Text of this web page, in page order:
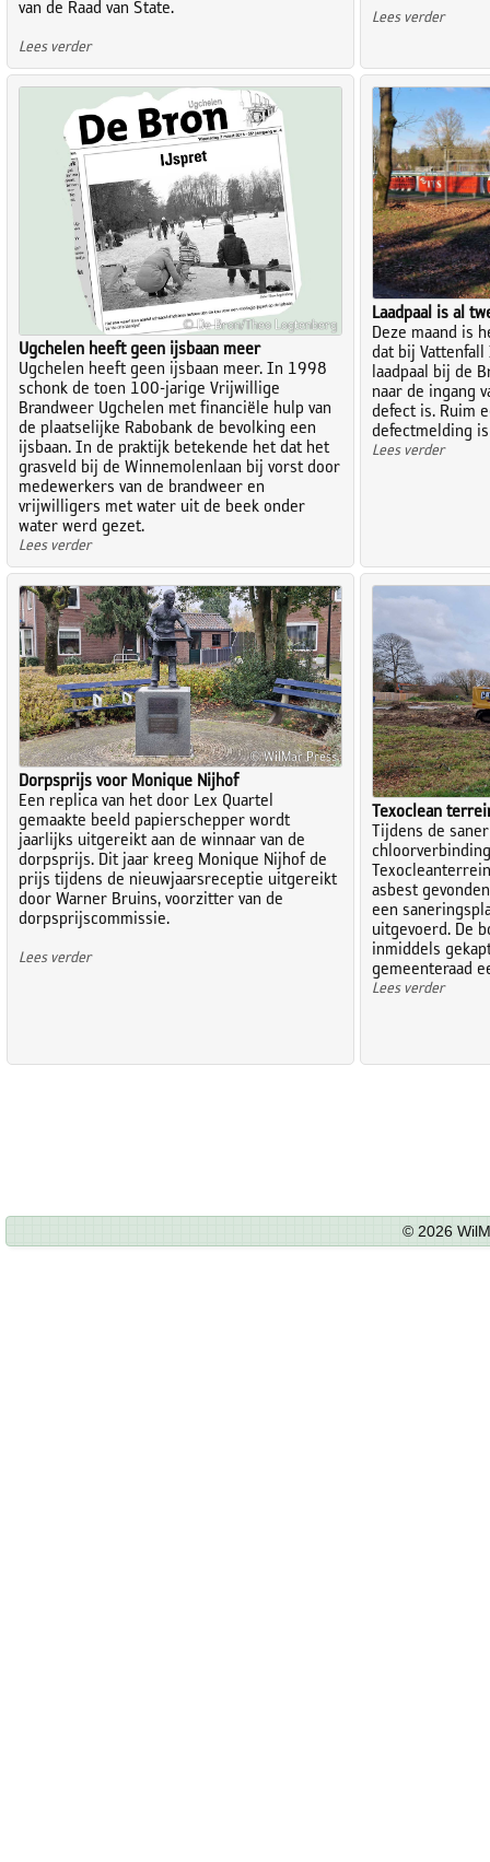
van de Raad van State.
Lees verder
Lees verder
© De Bron/Theo Logtenberg
Ugchelen heeft geen ijsbaan meer
Ugchelen heeft geen ijsbaan meer. In 1998
schonk de toen 100-jarige Vrijwillige
Brandweer Ugchelen met financiële hulp van
de plaatselijke Rabobank de bevolking een
ijsbaan. In de praktijk betekende het dat het
grasveld bij de Winnemolenlaan bij vorst door
medewerkers van de brandweer en
vrijwilligers met water uit de beek onder
water werd gezet.
Lees verder
Laadpaal is al
Deze maand is
dat bij Vattenfall
laadpaal bij de
naar de ingang
defect is. Ruim
defectmelding
Lees verder
© WilMar Press
Dorpsprijs voor Monique Nijhof
Een replica van het door Lex Quartel
gemaakte beeld papierschepper wordt
jaarlijks uitgereikt aan de winnaar van de
dorpsprijs. Dit jaar kreeg Monique Nijhof de
prijs tijdens de nieuwjaarsreceptie uitgereikt
door Warner Bruins, voorzitter van de
dorpsprijscommissie.
Lees verder
Texoclean
Tijdens de
asbest
een
uitgevoerd. De
inmiddels
gemeenteraad
Lees verder
© 2026